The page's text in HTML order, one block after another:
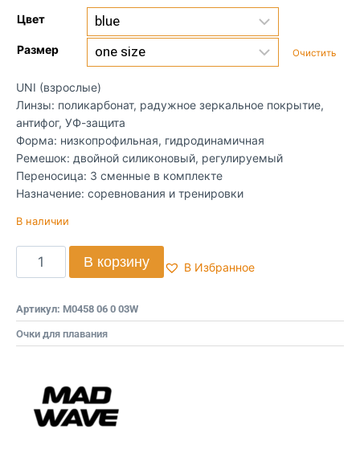
Цвет
Размер Очистить
UNI (взрослые)
Линзы: поликарбонат, радужное зеркальное покрытие,
антифог, УФ-защита
Форма: низкопрофильная, гидродинамичная
Ремешок: двойной силиконовый, регулируемый
Переносица: 3 сменные в комплекте
Назначение: соревнования и тренировки
В наличии
В корзину В Избранное
Артикул: M0458 06 0 03W
Очки для плавания